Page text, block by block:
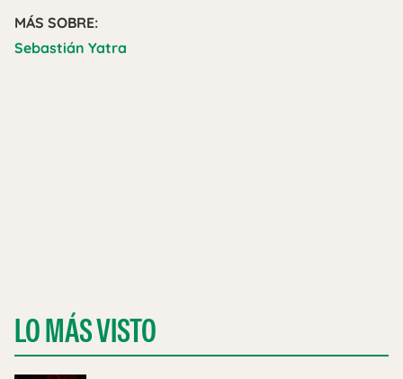
MÁS SOBRE:
Sebastián Yatra
LO MÁS VISTO